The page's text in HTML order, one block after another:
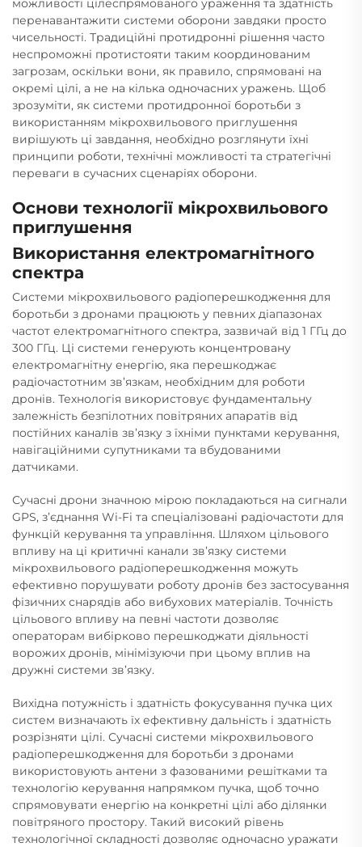
можливості цілеспрямованого ураження та здатність
перенавантажити системи оборони завдяки просто
чисельності. Традиційні протидронні рішення часто
неспроможні протистояти таким координованим
загрозам, оскільки вони, як правило, спрямовані на
окремі цілі, а не на кілька одночасних уражень. Щоб
зрозуміти, як системи протидронної боротьби з
використанням мікрохвильового приглушення
вирішують ці завдання, необхідно розглянути їхні
принципи роботи, технічні можливості та стратегічні
переваги в сучасних сценаріях оборони.
Основи технології мікрохвильового
приглушення
Використання електромагнітного
спектра
Системи мікрохвильового радіоперешкодження для
боротьби з дронами працюють у певних діапазонах
частот електромагнітного спектра, зазвичай від 1 ГГц до
300 ГГц. Ці системи генерують концентровану
електромагнітну енергію, яка перешкоджає
радіочастотним зв’язкам, необхідним для роботи
дронів. Технологія використовує фундаментальну
залежність безпілотних повітряних апаратів від
постійних каналів зв’язку з їхніми пунктами керування,
навігаційними супутниками та вбудованими
датчиками.
Сучасні дрони значною мірою покладаються на сигнали
GPS, з’єднання Wi-Fi та спеціалізовані радіочастоти для
функцій керування та управління. Шляхом цільового
впливу на ці критичні канали зв’язку системи
мікрохвильового радіоперешкодження можуть
ефективно порушувати роботу дронів без застосування
фізичних снарядів або вибухових матеріалів. Точність
цільового впливу на певні частоти дозволяє
операторам вибірково перешкоджати діяльності
ворожих дронів, мінімізуючи при цьому вплив на
дружні системи зв’язку.
Вихідна потужність і здатність фокусування пучка цих
систем визначають їх ефективну дальність і здатність
розрізняти цілі. Сучасні системи мікрохвильового
радіоперешкодження для боротьби з дронами
використовують антени з фазованими решітками та
технологію керування напрямком пучка, щоб точно
спрямовувати енергію на конкретні цілі або ділянки
повітряного простору. Такий високий рівень
технологічної складності дозволяє одночасно уражати